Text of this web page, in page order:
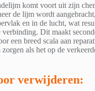
komt voort uit zijn
de lijm wordt
en in de lucht, wat
verbinding. Dit maakt
een breed scala aan
als het op de
verwijderen: